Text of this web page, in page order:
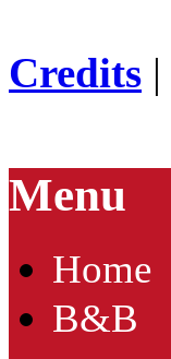
Credits |
Menu
Home
B&B